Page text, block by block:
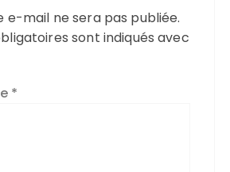
e-mail ne sera pas publiée.
sont indiqués avec
*